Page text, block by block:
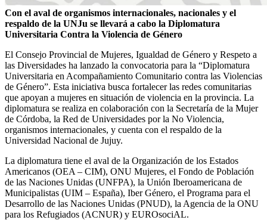
Con el aval de organismos internacionales, nacionales y el
respaldo de la UNJu se llevará a cabo la Diplomatura
Universitaria Contra la Violencia de Género
El Consejo Provincial de Mujeres, Igualdad de Género y Respeto a
las Diversidades ha lanzado la convocatoria para la “Diplomatura
Universitaria en Acompañamiento Comunitario contra las Violencias
de Género”. Esta iniciativa busca fortalecer las redes comunitarias
que apoyan a mujeres en situación de violencia en la provincia. La
diplomatura se realiza en colaboración con la Secretaría de la Mujer
de Córdoba, la Red de Universidades por la No Violencia,
organismos internacionales, y cuenta con el respaldo de la
Universidad Nacional de Jujuy.
La diplomatura tiene el aval de la Organización de los Estados
Americanos (OEA – CIM), ONU Mujeres, el Fondo de Población
de las Naciones Unidas (UNFPA), la Unión Iberoamericana de
Municipalistas (UIM – España), Iber Género, el Programa para el
Desarrollo de las Naciones Unidas (PNUD), la Agencia de la ONU
para los Refugiados (ACNUR) y EUROsociAL.